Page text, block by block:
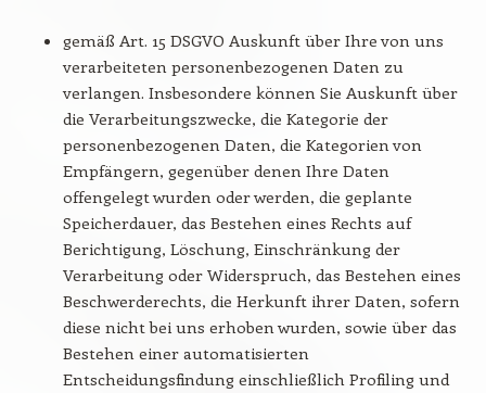
gemäß Art. 15 DSGVO Auskunft über Ihre von uns
verarbeiteten personenbezogenen Daten zu
verlangen. Insbesondere können Sie Auskunft über
die Verarbeitungszwecke, die Kategorie der
personenbezogenen Daten, die Kategorien von
Empfängern, gegenüber denen Ihre Daten
offengelegt wurden oder werden, die geplante
Speicherdauer, das Bestehen eines Rechts auf
Berichtigung, Löschung, Einschränkung der
Verarbeitung oder Widerspruch, das Bestehen eines
Beschwerderechts, die Herkunft ihrer Daten, sofern
diese nicht bei uns erhoben wurden, sowie über das
Bestehen einer automatisierten
Entscheidungsfindung einschließlich Profiling und